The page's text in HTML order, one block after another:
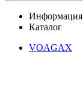
Информация
Каталог
VOAGAX